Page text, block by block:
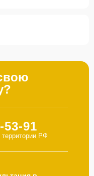
53-91
территории РФ